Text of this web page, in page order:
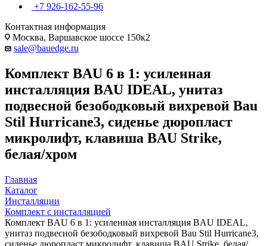
+7 926-162-55-96
Контактная информация
Москва, Варшавское шоссе 150к2
sale@bauedge.ru
Комплект BAU 6 в 1: усиленная
инсталляция BAU IDEAL, унитаз
подвесной безободковый вихревой Bau
Stil Hurricane3, сиденье дюропласт
микролифт, клавиша BAU Strike,
белая/хром
Главная
Каталог
Инсталляции
Комплект с инсталляцией
Комплект BAU 6 в 1: усиленная инсталляция BAU IDEAL,
унитаз подвесной безободковый вихревой Bau Stil Hurricane3,
сиденье дюропласт микролифт, клавиша BAU Strike, белая/